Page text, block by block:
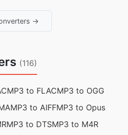
→
(116)
MP3 to FLACMP3 to OGG
MP3 to AIFFMP3 to Opus
MP3 to DTSMP3 to M4R